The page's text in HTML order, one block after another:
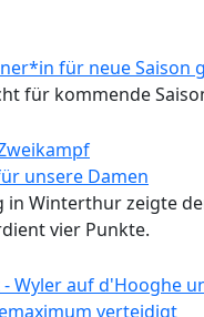
für neue Saison
für kommende
unsere Damen
in Winterthur zeigte
vier Punkte.
verteidigt